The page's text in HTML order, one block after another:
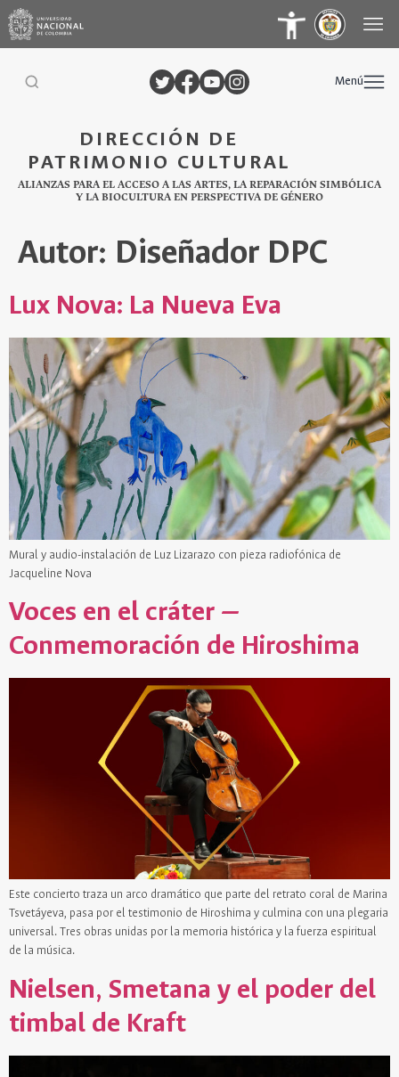
DIRECCIÓN DE
PATRIMONIO CULTURAL
ALIANZAS PARA EL ACCESO A LAS ARTES, LA REPARACIÓN SIMBÓLICA
Y LA BIOCULTURA EN PERSPECTIVA DE GÉNERO
Menú
Autor: Diseñador DPC
Lux Nova: La Nueva Eva
Mural y audio-instalación de Luz Lizarazo con pieza radiofónica de
Jacqueline Nova
Voces en el cráter —
Conmemoración de Hiroshima
Este concierto traza un arco dramático que parte del retrato coral de Marina
Tsvetáyeva, pasa por el testimonio de Hiroshima y culmina con una plegaria
universal. Tres obras unidas por la memoria histórica y la fuerza espiritual
de la música.
Nielsen, Smetana y el poder del
timbal de Kraft